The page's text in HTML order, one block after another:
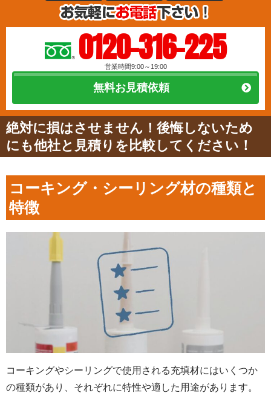
0120-316-225
営業時間9:00～19:00
無料お見積依頼
絶対に損はさせません！後悔しないため
にも他社と見積りを比較してください！
コーキング・シーリング材の種類と
特徴
コーキングやシーリングで使用される充填材にはいくつか
の種類があり、それぞれに特性や適した用途があります。